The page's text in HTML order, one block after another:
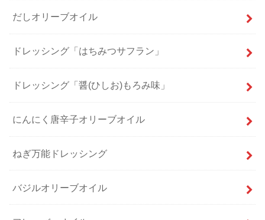
だしオリーブオイル
ドレッシング「はちみつサフラン」
ドレッシング「醤(ひしお)もろみ味」
にんにく唐辛子オリーブオイル
ねぎ万能ドレッシング
バジルオリーブオイル